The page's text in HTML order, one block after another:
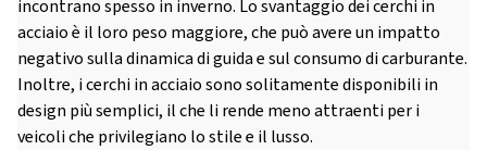
incontrano spesso in inverno. Lo svantaggio dei cerchi in
acciaio è il loro peso maggiore, che può avere un impatto
negativo sulla dinamica di guida e sul consumo di carburante.
Inoltre, i cerchi in acciaio sono solitamente disponibili in
design più semplici, il che li rende meno attraenti per i
veicoli che privilegiano lo stile e il lusso.